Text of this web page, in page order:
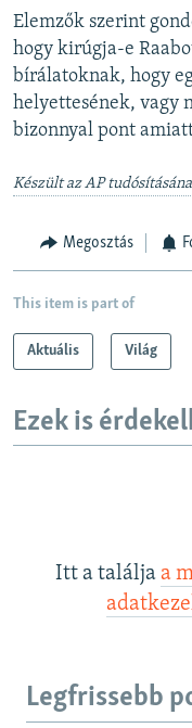
Elemzők szerint
hogy kirúgja-e
bírálatoknak, hogy
helyettesének, vagy
bizonnyal pont
Készült az AP
Megosztás
This item is part of
Aktuális Világ
Ezek is
Itt a találja a
Legfrissebb